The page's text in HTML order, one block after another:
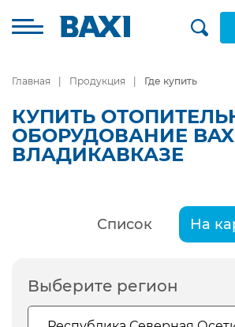
Главная Продукция Где купить
КУПИТЬ
ОБОРУДОВАНИЕ
ВЛАДИКАВКАЗЕ
Список На
Выберите регион